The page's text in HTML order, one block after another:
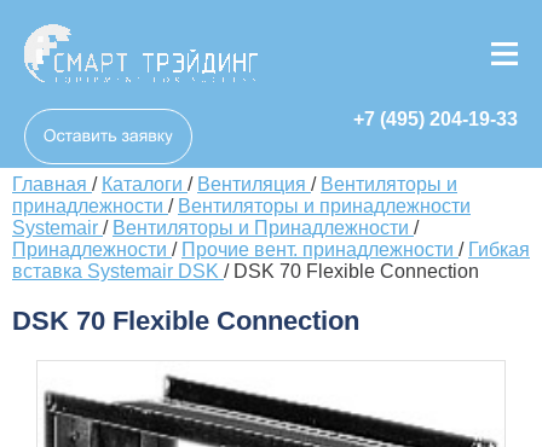
+7 (495) 204-19-33
Главная / Каталоги / Вентиляция / Вентиляторы и
принадлежности / Вентиляторы и принадлежности
Systemair / Вентиляторы и Принадлежности /
Принадлежности / Прочие вент. принадлежности / Гибкая
вставка Systemair DSK / DSK 70 Flexible Connection
DSK 70 Flexible Connection